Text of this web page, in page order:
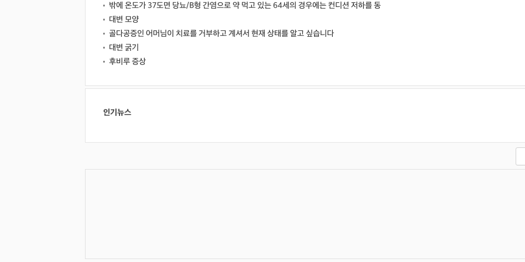
밖에 온도가 37도면 당뇨/B형 간염으로 약 먹고 있는 64세의 경우에는 컨디션 저하를 동
대변 모양
골다공증인 어머님이 치료를 거부하고 계셔서 현재 상태를 알고 싶습니다
대변 굵기
후비루 증상
인기뉴스